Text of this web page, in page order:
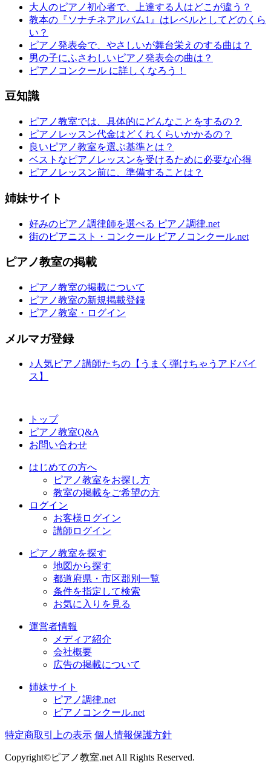
大人のピアノ初心者で、上達する人はどこが違う？
教本の『ソナチネアルバム1』はレベルとしてどのくら
い？
ピアノ発表会で、やさしいが舞台栄えのする曲は？
男の子にふさわしいピアノ発表会の曲は？
ピアノコンクール に詳しくなろう！
豆知識
ピアノ教室では、具体的にどんなことをするの？
ピアノレッスン代金はどくれくらいかかるの？
良いピアノ教室を選ぶ基準とは？
ベストなピアノレッスンを受けるために必要な心得
ピアノレッスン前に、準備することは？
姉妹サイト
好みのピアノ調律師を選べる ピアノ調律.net
街のピアニスト・コンクール ピアノコンクール.net
ピアノ教室の掲載
ピアノ教室の掲載について
ピアノ教室の新規掲載登録
ピアノ教室・ログイン
メルマガ登録
♪人気ピアノ講師たちの【うまく弾けちゃうアドバイ
ス】
トップ
ピアノ教室Q&A
お問い合わせ
はじめての方へ
ピアノ教室をお探し方
教室の掲載をご希望の方
ログイン
お客様ログイン
講師ログイン
ピアノ教室を探す
地図から探す
都道府県・市区郡別一覧
条件を指定して検索
お気に入りを見る
運営者情報
メディア紹介
会社概要
広告の掲載について
姉妹サイト
ピアノ調律.net
ピアノコンクール.net
特定商取引上の表示 個人情報保護方針
Copyright©ピアノ教室.net All Rights Reserved.